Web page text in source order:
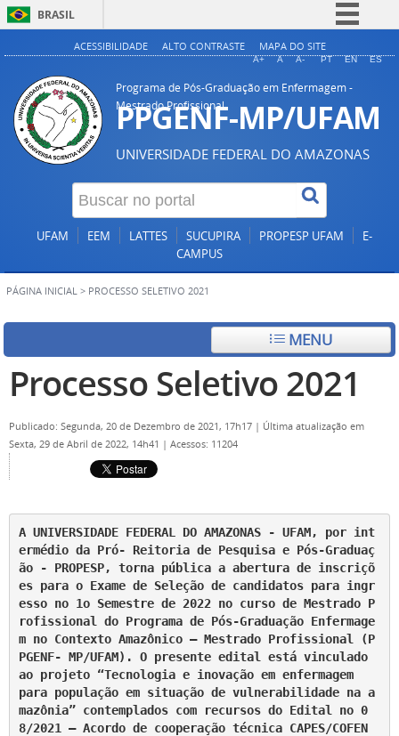
BRASIL
Simplifique!
Acesso à informação
Legislação
Canais
ACESSIBILIDADE ALTO CONTRASTE MAPA DO SITE
A+ A A- PT EN ES
Programa de Pós-Graduação em Enfermagem -
Mestrado Profissional
PPGENF-MP/UFAM
UNIVERSIDADE FEDERAL DO AMAZONAS
UFAM EEM LATTES SUCUPIRA PROPESP UFAM
E-
CAMPUS
PÁGINA INICIAL > PROCESSO SELETIVO 2021
MENU
Processo Seletivo 2021
Publicado: Segunda, 20 de Dezembro de 2021, 17h17 | Última atualização em
Sexta, 29 de Abril de 2022, 14h41 | Acessos: 11204
A UNIVERSIDADE FEDERAL DO AMAZONAS - UFAM, por int
ermédio da Pró- Reitoria de Pesquisa e Pós-Graduaç
ão - PROPESP, torna pública a abertura de inscriçõ
es para o Exame de Seleção de candidatos para ingr
esso no 1o Semestre de 2022 no curso de Mestrado P
rofissional do Programa de Pós-Graduação Enfermage
m no Contexto Amazônico – Mestrado Profissional (P
PGENF- MP/UFAM). O presente edital está vinculado
ao projeto “Tecnologia e inovação em enfermagem
para população em situação de vulnerabilidade na a
mazônia” contemplados com recursos do Edital no 0
8/2021 – Acordo de cooperação técnica CAPES/COFEN